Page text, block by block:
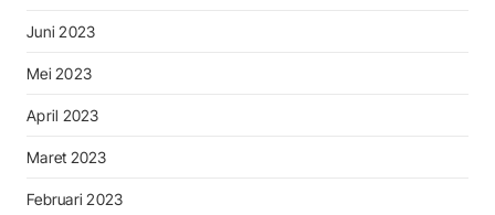
Juni 2023
Mei 2023
April 2023
Maret 2023
Februari 2023